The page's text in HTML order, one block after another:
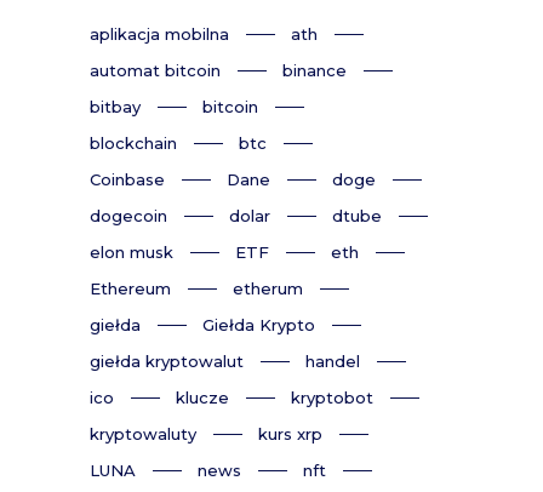
aplikacja mobilna
ath
automat bitcoin
binance
bitbay
bitcoin
blockchain
btc
Coinbase
Dane
doge
dogecoin
dolar
dtube
elon musk
ETF
eth
Ethereum
etherum
giełda
Giełda Krypto
giełda kryptowalut
handel
ico
klucze
kryptobot
kryptowaluty
kurs xrp
LUNA
news
nft